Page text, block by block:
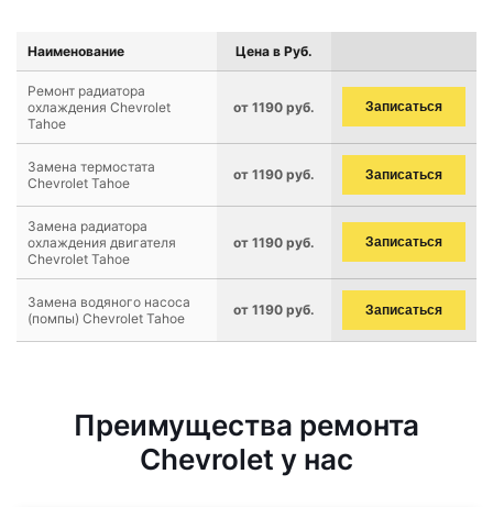
Наименование Цена в Руб.
Ремонт радиатора
охлаждения Chevrolet
Tahoe
от 1190 руб. Записаться
Замена термостата
Chevrolet Tahoe
от 1190 руб. Записаться
Замена радиатора
охлаждения двигателя
Chevrolet Tahoe
от 1190 руб. Записаться
Замена водяного насоса
(помпы) Chevrolet Tahoe
от 1190 руб. Записаться
Преимущества ремонта
Chevrolet у нас